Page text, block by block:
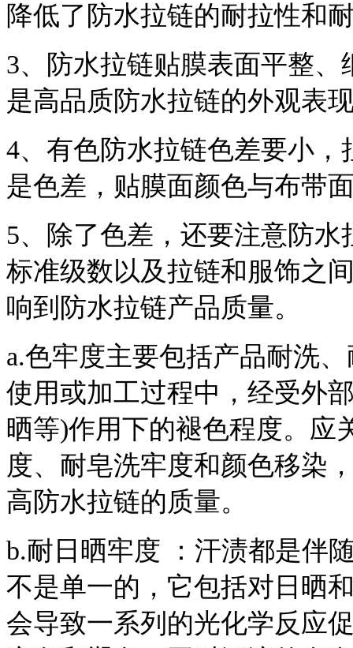
降低了防水拉链的耐拉性和
3、防水拉链贴膜表面平整
是高品质防水拉链的外观表
4、有色防水拉链色差要小
是色差，贴膜面颜色与布带
5、除了色差，还要注意防
标准级数以及拉链和服饰之
响到防水拉链产品质量。
a.色牢度主要包括产品耐洗
使用或加工过程中，经受外
晒等)作用下的褪色程度。应
度、耐皂洗牢度和颜色移染
高防水拉链的质量。
b.耐日晒牢度 ：汗渍都是伴
不是单一的，它包括对日晒
会导致一系列的光化学反应